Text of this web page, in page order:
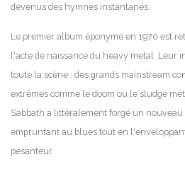
devenus des hymnes instantanés.
Le premier album éponyme en 1970 est
l'acte de naissance du heavy metal. Leur
toute la scène : des grands mainstream
extrêmes comme le doom ou le sludge
Sabbath a littéralement forgé un nouveau
empruntant au blues tout en
pesanteur.